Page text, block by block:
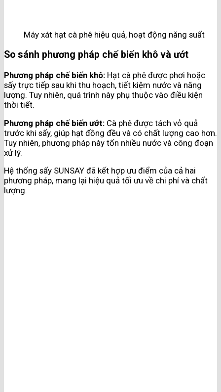
Máy xát hạt cà phê hiệu quả, hoạt động năng suất
So sánh phương pháp chế biến khô và ướt
Phương pháp chế biến khô: Hạt cà phê được phơi hoặc
sấy trực tiếp sau khi thu hoạch, tiết kiệm nước và năng
lượng. Tuy nhiên, quá trình này phụ thuộc vào điều kiện
thời tiết​.
Phương pháp chế biến ướt: Cà phê được tách vỏ quả
trước khi sấy, giúp hạt đồng đều và có chất lượng cao hơn.
Tuy nhiên, phương pháp này tốn nhiều nước và công đoạn
xử lý​.
Hệ thống sấy SUNSAY đã kết hợp ưu điểm của cả hai
phương pháp, mang lại hiệu quả tối ưu về chi phí và chất
lượng​.